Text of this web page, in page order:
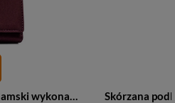
Średniej wielkości portfel damski wykonany ze skóry naturalnej i ekologicznej w fioletowym kolorze - Peterson